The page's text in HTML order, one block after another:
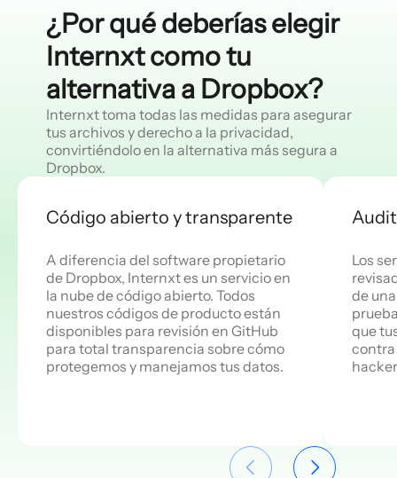
¿Por qué deberías elegir
Internxt como tu
alternativa a Dropbox?
Internxt toma todas las medidas para asegurar
tus archivos y derecho a la privacidad,
convirtiéndolo en la alternativa más segura a
Dropbox.
Código abierto y transparente
A diferencia del software propietario
de Dropbox, Internxt es un servicio en
la nube de código abierto. Todos
nuestros códigos de producto están
disponibles para revisión en GitHub
para total transparencia sobre cómo
protegemos y manejamos tus datos.
Los
de
que
contra